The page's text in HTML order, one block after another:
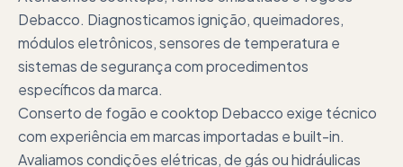
Debacco. Diagnosticamos ignição, queimadores,
módulos eletrônicos, sensores de temperatura e
sistemas de segurança com procedimentos
específicos da marca.
Conserto de fogão e cooktop Debacco exige técnico
com experiência em marcas importadas e built-in.
Avaliamos condições elétricas, de gás ou hidráulicas